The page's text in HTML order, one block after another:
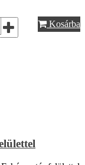
Kosárba